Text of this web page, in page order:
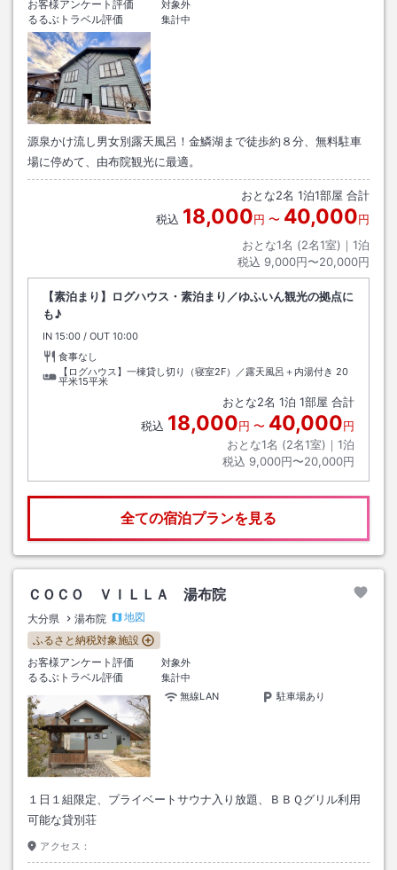
お客様アンケート評価
対象外
るるぶトラベル評価 集計中
源泉かけ流し男女別露天風呂！金鱗湖まで徒歩約８分、無料駐車
場に停めて、由布院観光に最適。
おとな2名 1泊1部屋 合計
税込 18,000円 〜 40,000円
おとな1名 (2名1室)｜ 1泊
税込 9,000円〜20,000円
【素泊まり】ログハウス・素泊まり／ゆふいん観光の拠点に
も♪
IN チェックイン
15:00 / OUT チェックアウト
10:00
食事なし
【ログハウス】一棟貸し切り（寝室2F）／露天風呂＋内湯付き 20
平米15平米
おとな2名 1泊 1部屋 合計
税込 18,000円 〜 40,000円
おとな1名 (2名1室)｜ 1泊
税込 9,000円〜20,000円
全ての宿泊プランを見る
ＣＯＣＯ ＶＩＬＬＡ 湯布院
大分県 湯布院
地図
ふるさと納税対象施設
お客様アンケート評価
対象外
るるぶトラベル評価
集計中
無線LAN
駐車場あり
１日１組限定、プライベートサウナ入り放題、ＢＢＱグリル利用
可能な貸別荘
アクセス：